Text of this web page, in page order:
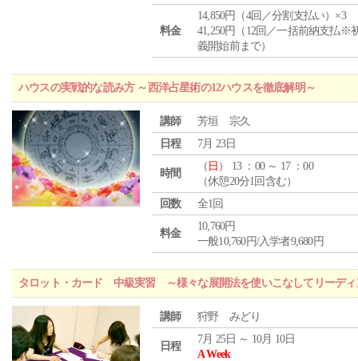
料金
14,850円（4回／分割支払い）×3
41,250円（12回／一括前納支払※
義開始前まで）
ハウスの実戦的な読み方 ～西洋占星術の12ハウスを徹底解明～
講師
芳垣 宗久
日程
7月 23日
時間
（ 日 ） 13 ：00 ～ 17 ：00
（休憩20分1回含む）
回数
全1回
料金
10,760円
一般10,760円/入学者9,680円
タロット・カード 中級実習 ～様々な展開法を使いこなしてリーディ
講師 狩野 みどり
日程
7月 25日 ～ 10月 10日
A Week